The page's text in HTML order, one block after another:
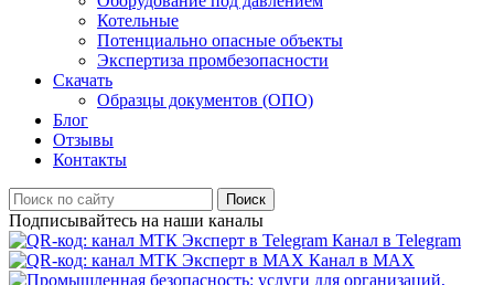
Котельные
Потенциально опасные объекты
Экспертиза промбезопасности
Скачать
Образцы документов (ОПО)
Блог
Отзывы
Контакты
Поиск
Подписывайтесь на наши каналы
Канал в Telegram
Канал в MAX